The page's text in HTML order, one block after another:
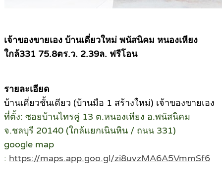
เจ้าของขายเอง บ้านเดี่ยวใหม่ พนัสนิคม หนองเหียง
ใกล้331 75.8ตร.ว. 2.39ล. ฟรีโอน
รายละเอียด
บ้านเดี่ยวชั้นเดียว (บ้านมือ 1 สร้างใหม่) เจ้าของขายเอง
ที่ตั้ง: ซอยบ้านไทรคู่ 13 ต.หนองเหียง อ.พนัสนิคม
จ.ชลบุรี 20140 (ใกล้แยกเนินหิน / ถนน 331)
google map
: https://maps.app.goo.gl/zi8uvzMA6A5VmmSf6